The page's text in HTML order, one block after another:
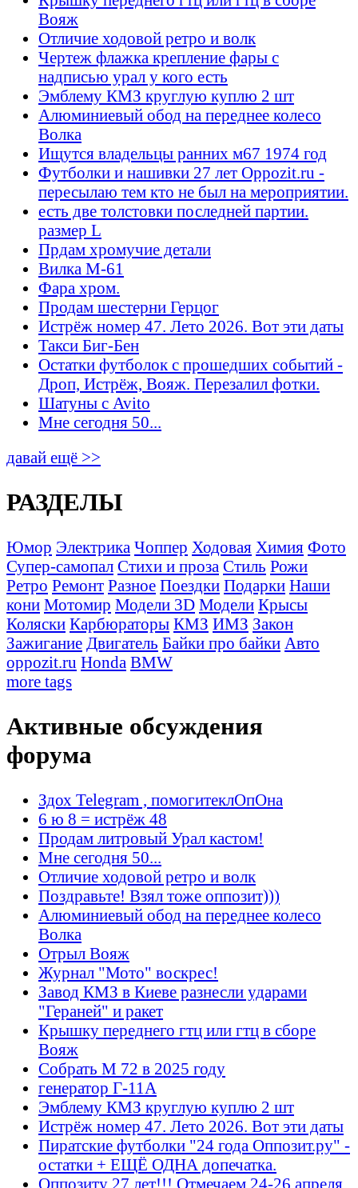
Вояж
Отличие ходовой ретро и волк
Чертеж флажка крепление фары с
надписью урал у кого есть
Эмблему КМЗ круглую куплю 2 шт
Алюминиевый обод на переднее колесо
Волка
Ищутся владельцы ранних м67 1974 год
Футболки и нашивки 27 лет Oppozit.ru -
пересылаю тем кто не был на мероприятии.
есть две толстовки последней партии.
размер L
Прдам хромучие детали
Вилка М-61
Фара хром.
Продам шестерни Герцог
Истрёж номер 47. Лето 2026. Вот эти даты
Такси Биг-Бен
Остатки футболок с прошедших событий -
Дроп, Истрёж, Вояж. Перезалил фотки.
Шатуны с Avito
Мне сегодня 50...
давай ещё >>
РАЗДЕЛЫ
Юмор Электрика Чоппер Ходовая Химия Фото
Супер-самопал Стихи и проза Стиль Рожи
Ретро Ремонт Разное Поездки Подарки Наши
кони Мотомир Модели 3D Модели Крысы
Коляски Карбюраторы КМЗ ИМЗ Закон
Зажигание Двигатель Байки про байки Авто
oppozit.ru Honda BMW
more tags
Активные обсуждения
форума
Здох Telegram , помогитеклОпОна
6 ю 8 = истрёж 48
Продам литровый Урал кастом!
Мне сегодня 50...
Отличие ходовой ретро и волк
Поздравьте! Взял тоже оппозит)))
Алюминиевый обод на переднее колесо
Волка
Отрыл Вояж
Журнал "Мото" воскрес!
Завод КМЗ в Киеве разнесли ударами
"Гераней" и ракет
Крышку переднего гтц или гтц в сборе
Вояж
Собрать М 72 в 2025 году
генератор Г-11А
Эмблему КМЗ круглую куплю 2 шт
Истрёж номер 47. Лето 2026. Вот эти даты
Пиратские футболки "24 года Оппозит.ру" -
остатки + ЕЩЁ ОДНА допечатка.
Оппозиту 27 лет!!! Отмечаем 24-26 апреля